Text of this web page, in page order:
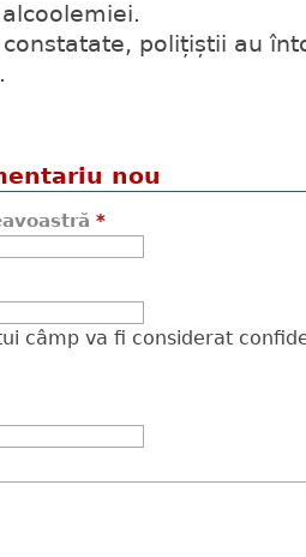
polițiștii au
nou
*
câmp va fi considerat